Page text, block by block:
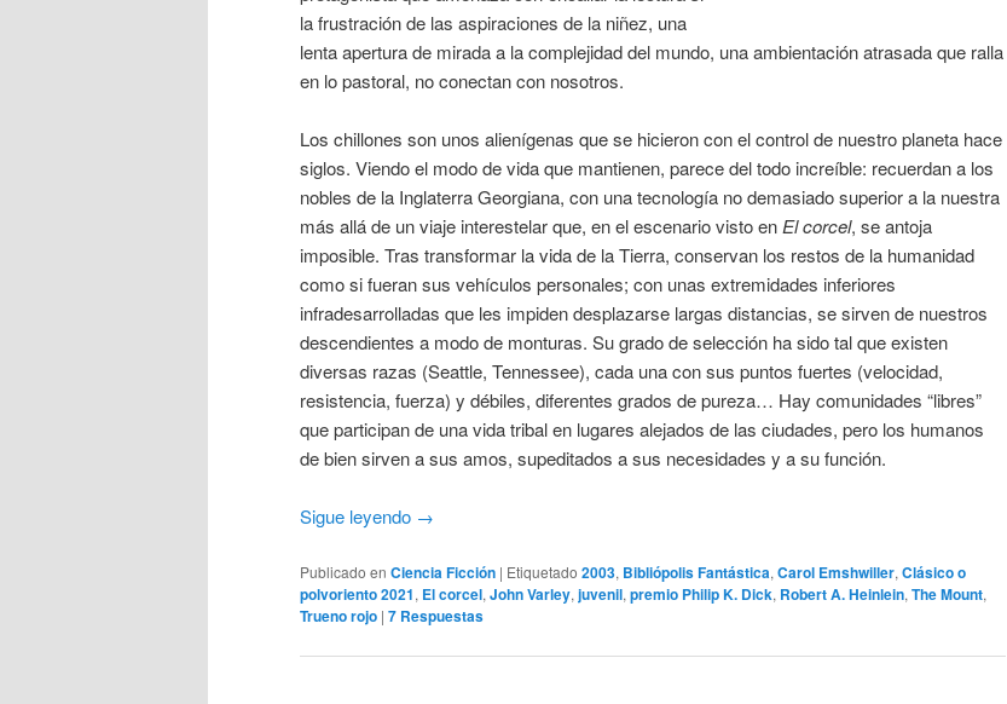
la frustración de las aspiraciones de la niñez, una
lenta apertura de mirada a la complejidad del mundo, una ambientación atrasada que ralla
en lo pastoral, no conectan con nosotros.
Los chillones son unos alienígenas que se hicieron con el control de nuestro planeta hace
siglos. Viendo el modo de vida que mantienen, parece del todo increíble: recuerdan a los
nobles de la Inglaterra Georgiana, con una tecnología no demasiado superior a la nuestra
más allá de un viaje interestelar que, en el escenario visto en El corcel, se antoja
imposible. Tras transformar la vida de la Tierra, conservan los restos de la humanidad
como si fueran sus vehículos personales; con unas extremidades inferiores
infradesarrolladas que les impiden desplazarse largas distancias, se sirven de nuestros
descendientes a modo de monturas. Su grado de selección ha sido tal que existen
diversas razas (Seattle, Tennessee), cada una con sus puntos fuertes (velocidad,
resistencia, fuerza) y débiles, diferentes grados de pureza… Hay comunidades “libres”
que participan de una vida tribal en lugares alejados de las ciudades, pero los humanos
de bien sirven a sus amos, supeditados a sus necesidades y a su función.
Sigue leyendo →
Publicado en Ciencia Ficción | Etiquetado 2003, Bibliópolis Fantástica, Carol Emshwiller, Clásico o
polvoriento 2021, El corcel, John Varley, juvenil, premio Philip K. Dick, Robert A. Heinlein, The Mount,
Trueno rojo | 7 Respuestas